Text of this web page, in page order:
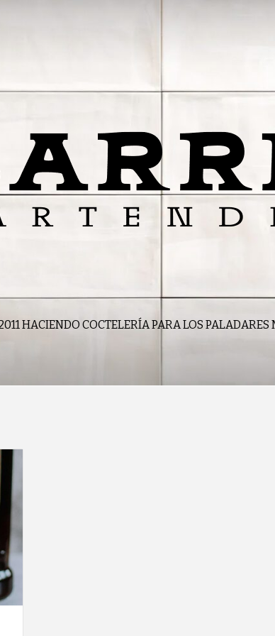
HACIENDO COCTELERÍA PARA LOS PALADARES